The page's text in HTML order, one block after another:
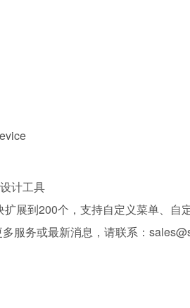
计工具
展到200个，支持自定义菜单、自
服务或最新消息，请联系：